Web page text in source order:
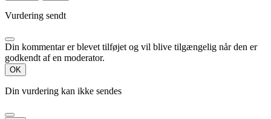
Vurdering sendt
Din kommentar er blevet tilføjet og vil blive tilgængelig når den er
godkendt af en moderator.
OK
Din vurdering kan ikke sendes